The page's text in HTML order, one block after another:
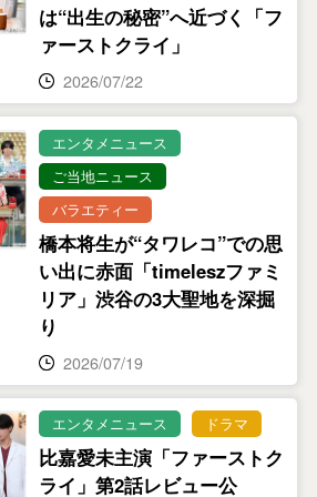
は“出生の秘密”へ近づく「フ
ァーストクライ」
2026/07/22
エンタメニュース
ご当地ニュース
バラエティー
橋本将生が“タワレコ”での思
い出に赤面「timeleszファミ
リア」渋谷の3大聖地を深掘
り
2026/07/19
エンタメニュース ドラマ
比嘉愛未主演「ファーストク
ライ」第2話レビュー公